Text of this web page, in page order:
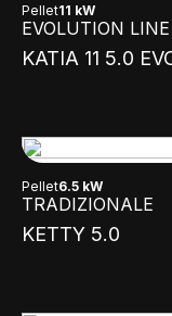
Pellet11 kW
EVOLUTION LINE
KATIA 11 5.0
Pellet6.5 kW
TRADIZIONALE
KETTY 5.0